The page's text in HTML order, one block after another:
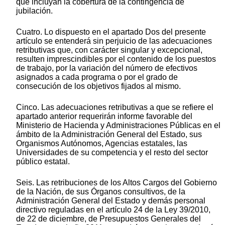
que incluyan la cobertura de la contingencia de
jubilación.
Cuatro. Lo dispuesto en el apartado Dos del presente
artículo se entenderá sin perjuicio de las adecuaciones
retributivas que, con carácter singular y excepcional,
resulten imprescindibles por el contenido de los puestos
de trabajo, por la variación del número de efectivos
asignados a cada programa o por el grado de
consecución de los objetivos fijados al mismo.
Cinco. Las adecuaciones retributivas a que se refiere el
apartado anterior requerirán informe favorable del
Ministerio de Hacienda y Administraciones Públicas en el
ámbito de la Administración General del Estado, sus
Organismos Autónomos, Agencias estatales, las
Universidades de su competencia y el resto del sector
público estatal.
Seis. Las retribuciones de los Altos Cargos del Gobierno
de la Nación, de sus Órganos consultivos, de la
Administración General del Estado y demás personal
directivo reguladas en el artículo 24 de la Ley 39/2010,
de 22 de diciembre, de Presupuestos Generales del